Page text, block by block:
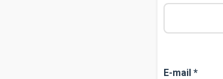
E-mail *